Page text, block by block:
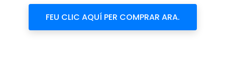
FEU CLIC AQUÍ PER COMPRAR ARA.